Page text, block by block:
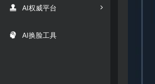
 AI权威平台
 AI换脸工具